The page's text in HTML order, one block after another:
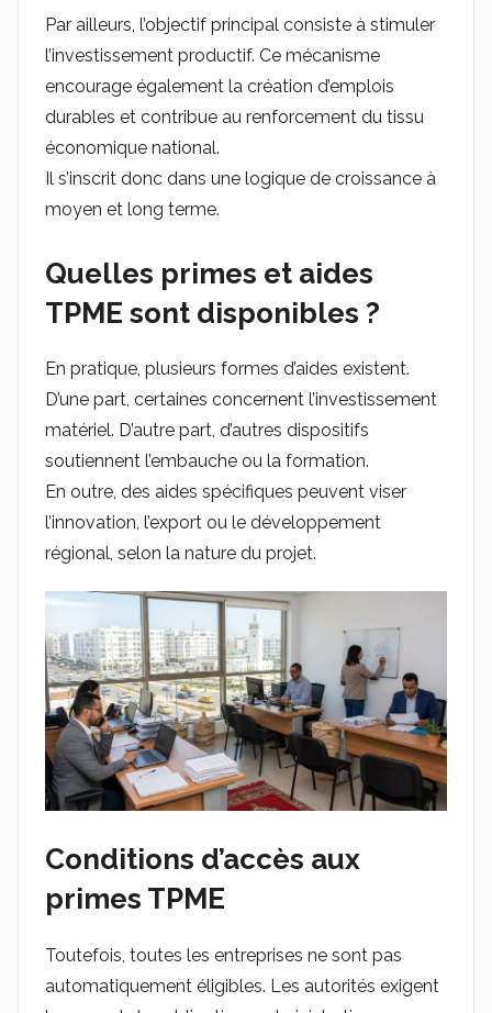
Par ailleurs, l’objectif principal consiste à stimuler
l’investissement productif. Ce mécanisme
encourage également la création d’emplois
durables et contribue au renforcement du tissu
économique national.
Il s’inscrit donc dans une logique de croissance à
moyen et long terme.
Quelles primes et aides
TPME sont disponibles ?
En pratique, plusieurs formes d’aides existent.
D’une part, certaines concernent l’investissement
matériel. D’autre part, d’autres dispositifs
soutiennent l’embauche ou la formation.
En outre, des aides spécifiques peuvent viser
l’innovation, l’export ou le développement
régional, selon la nature du projet.
Conditions d’accès aux
primes TPME
Toutefois, toutes les entreprises ne sont pas
automatiquement éligibles. Les autorités exigent